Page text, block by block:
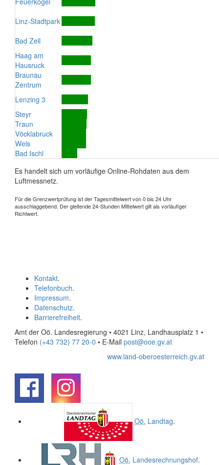
Linz-Stadtpark
Bad Zell
Haag am
Hausruck
Braunau
Zentrum
Lenzing 3
Steyr
Traun
Vöcklabruck
Wels
Bad Ischl
Es handelt sich um vorläufige Online-Rohdaten aus dem
Luftmessnetz.
Für die Grenzwertprüfung ist der Tagesmittelwert von 0 bis 24 Uhr
ausschlaggebend. Der gleitende 24-Stunden Mittelwert gilt als vorläufiger
Richtwert.
Kontakt.
Telefonbuch.
Impressum.
Datenschutz.
Barrierefreiheit.
Amt der Oö. Landesregierung • 4021 Linz, Landhausplatz 1 •
Telefon (+43 732) 77 20-0 • E-Mail post@ooe.gv.at
www.land-oberoesterreich.gv.at
Oö. Landtag.
Oö. Landesrechnungshof.